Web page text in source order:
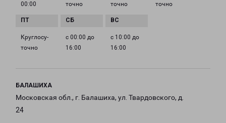
00:00
точно
точно
точно
Круглосу­
точно
с 00:00 до
16:00
с 10:00 до
16:00
БАЛАШИХА
Московская обл., г. Балашиха, ул. Твардовского, д.
24